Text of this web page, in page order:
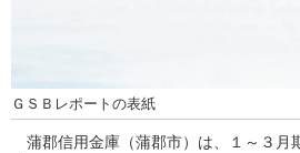
ＧＳＢレポートの表紙
蒲郡信用金庫（蒲郡市）は、１～３月